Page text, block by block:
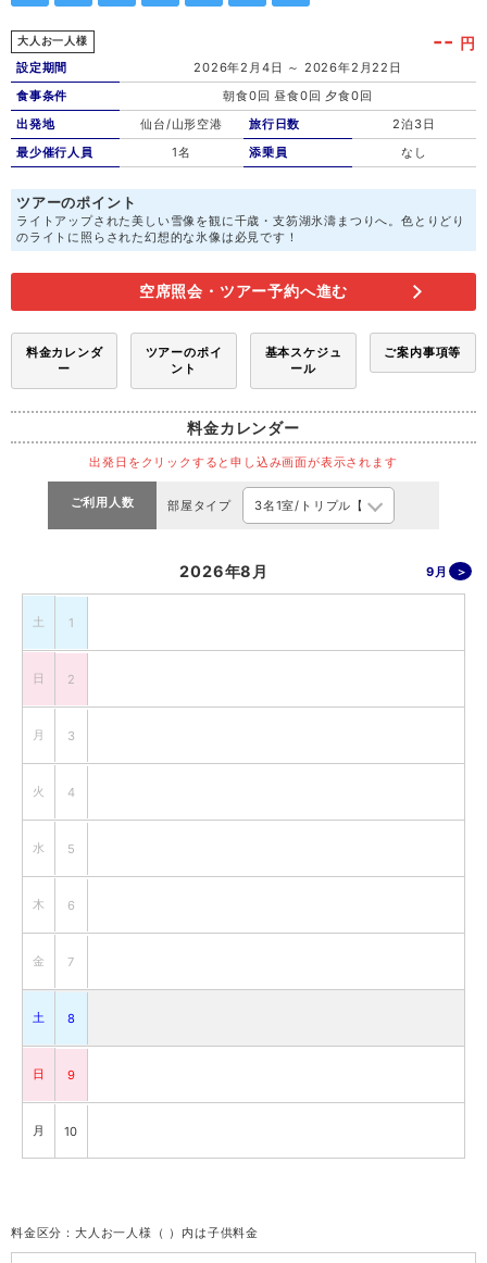
大人お一人様 -- 円
設定期間
2026年2月4日 ～ 2026年2月22日
食事条件
朝食0回 昼食0回 夕食0回
出発地
仙台/山形空港
最少催行人員
1名
旅行日数
2泊3日
添乗員
なし
ツアーのポイント
ライトアップされた美しい雪像を観に千歳・支笏湖氷濤まつりへ。色とりどり
のライトに照らされた幻想的な氷像は必見です！
空席照会・ツアー予約へ進む
料金カレンダ
ー
ツアーのポイ
ント
基本スケジュ
ール
ご案内事項等
料金カレンダー
出発日をクリックすると申し込み画面が表示されます
ご利用人数 部屋タイプ
2026年8月 9月
土 1
日 2
月 3
火 4
水 5
木 6
金 7
土 8
日 9
月 10
12
料金区分：大人お一人様（ ）内は子供料金